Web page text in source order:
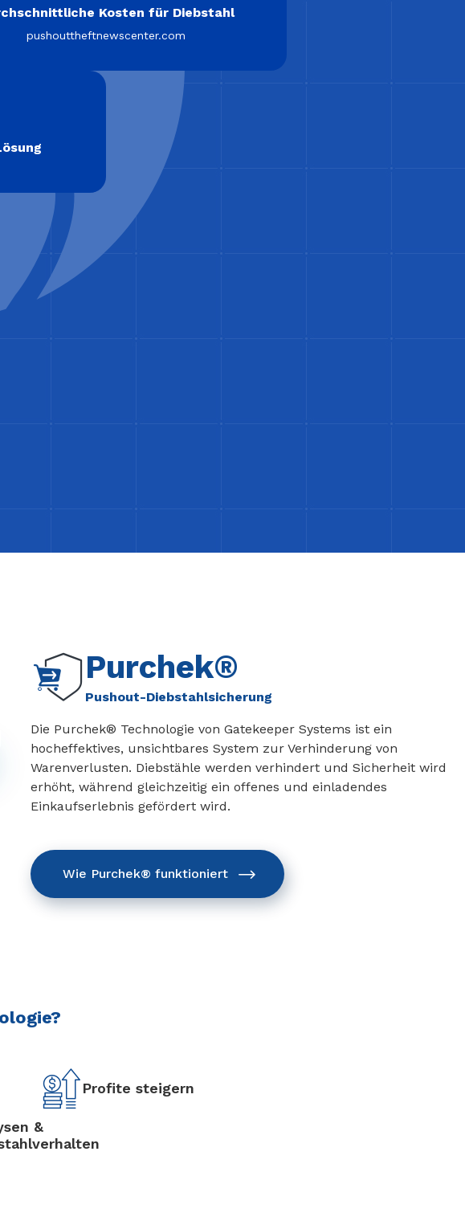
Kosten für Diebstahl
pushouttheftnewscenter.com
Purchek®
Pushout-Diebstahlsicherung
Die Purchek® Technologie von Gatekeeper Systems ist ein
hocheffektives, unsichtbares System zur Verhinderung von
Warenverlusten. Diebstähle werden verhindert und Sicherheit wird
erhöht, während gleichzeitig ein offenes und einladendes
Einkaufserlebnis gefördert wird.
Wie Purchek® funktioniert
Profite steigern
&